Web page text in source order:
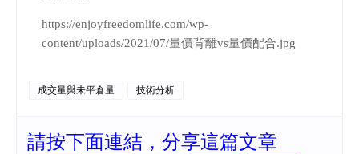
https://enjoyfreedomlife.com/wp-
content/uploads/2021/07/量價背離vs量價配合.jpg
成交量與未平倉量 技術分析
請按下面連結，分享這篇文章